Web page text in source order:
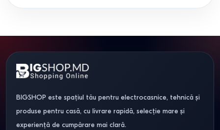
BIGSHOP este spațiul tău pentru electrocasnice, tehnică și
produse pentru casă, cu livrare rapidă, selecție mare și
experiență de cumpărare mai clară.